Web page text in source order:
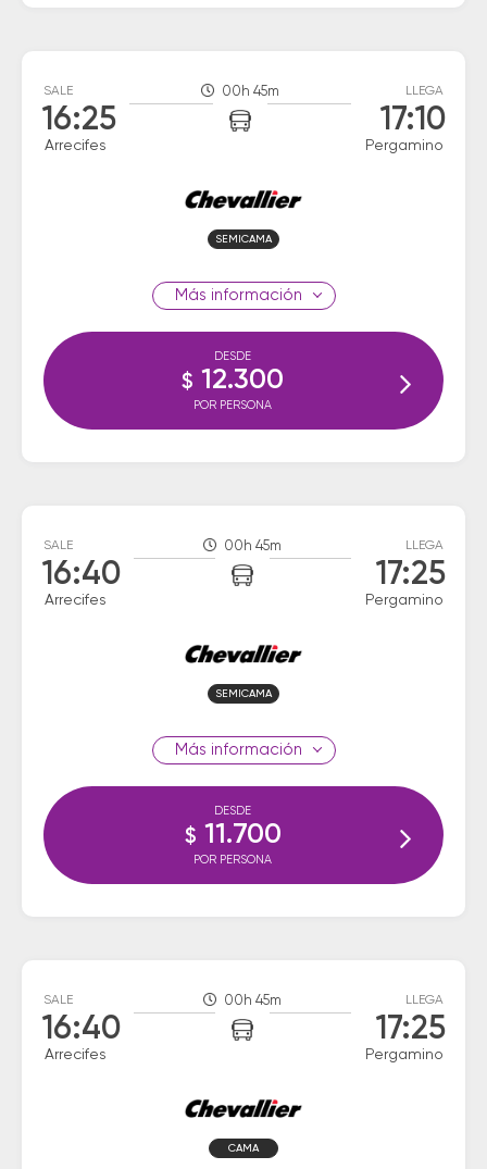
SALE
16:25
Arrecifes
00h 45m LLEGA
17:10
Pergamino
SEMICAMA
información
DESDE
$ 12.300
POR PERSONA
SALE
16:40
Arrecifes
00h 45m LLEGA
17:25
Pergamino
SEMICAMA
información
DESDE
$ 11.700
POR PERSONA
SALE
16:40
Arrecifes
00h 45m LLEGA
17:25
Pergamino
CAMA